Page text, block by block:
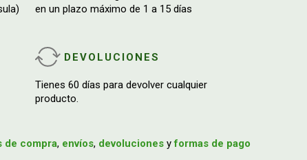
en un plazo máximo de 1 a 15 días
DEVOLUCIONES
Tienes 60 días para devolver cualquier
producto.
de compra, envíos, devoluciones yformas de pago